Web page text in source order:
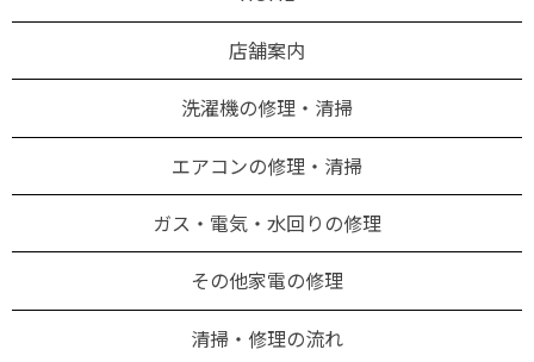
店舗案内
洗濯機の修理・清掃
エアコンの修理・清掃
ガス・電気・水回りの修理
その他家電の修理
清掃・修理の流れ